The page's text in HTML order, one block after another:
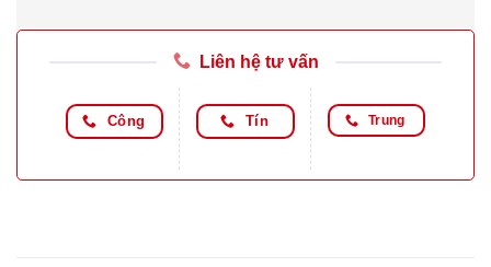
Liên hệ tư vấn
Công Tín Trung